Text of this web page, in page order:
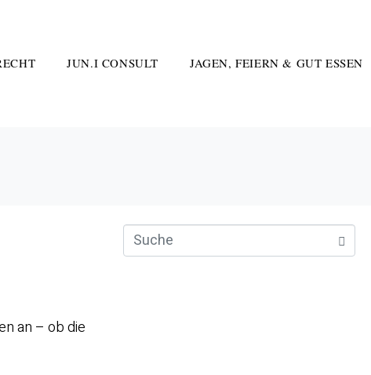
JUN.I CONSULT JAGEN, FEIERN & GUT ESSEN
an – ob die